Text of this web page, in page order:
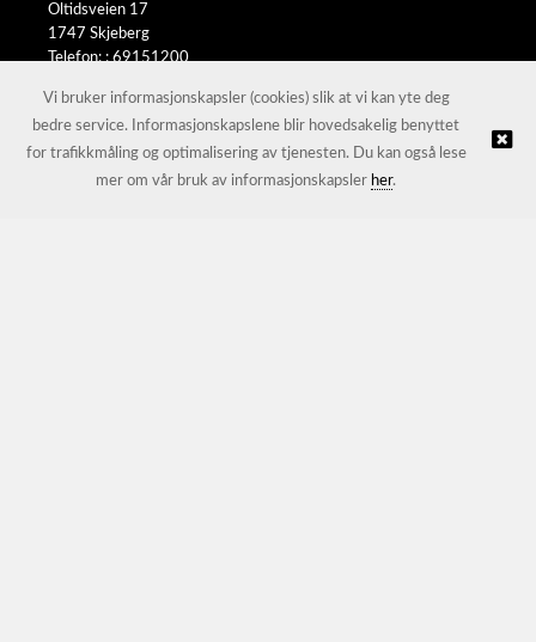
Oltidsveien 17
1747 Skjeberg
Telefon: :69151200
© JL Trading AS |Nettbutikk levert av Kréatif
Vi bruker informasjonskapsler (cookies) slik at vi kan yte deg
bedre service. Informasjonskapslene blir hovedsakelig benyttet
for trafikkmåling og optimalisering av tjenesten. Du kan også lese
mer om vår bruk av informasjonskapsler her.